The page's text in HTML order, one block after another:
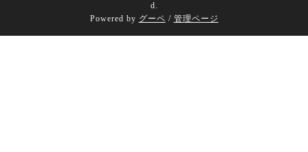
d.
Powered by グーペ / 管理ページ